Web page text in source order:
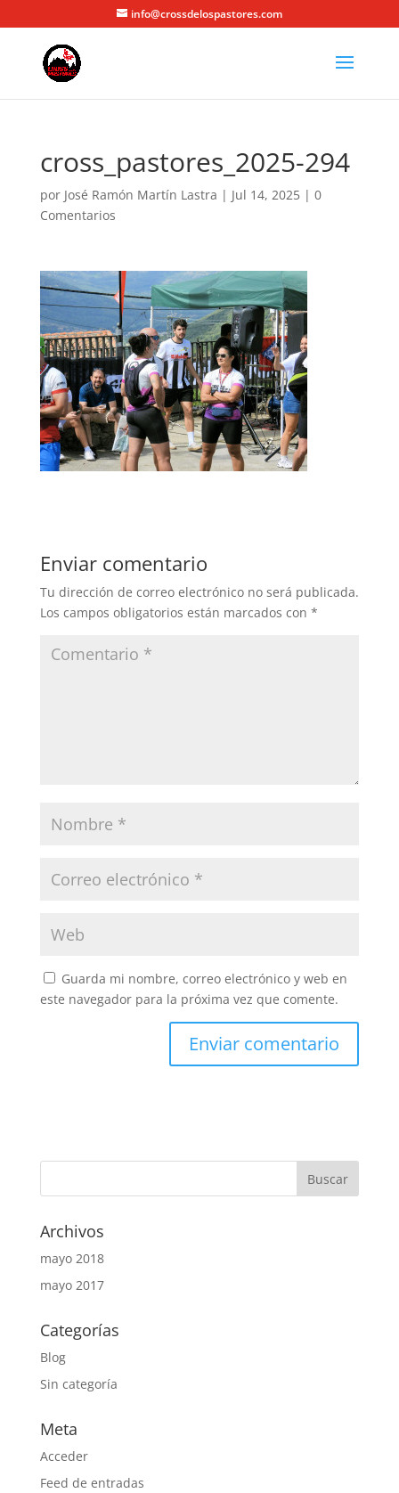
info@crossdelospastores.com
cross_pastores_2025-294
por José Ramón Martín Lastra | Jul 14, 2025| 0
Comentarios
Enviar comentario
Tu dirección de correo electrónico no será publicada.
Los campos obligatorios están marcados con *
Guarda mi nombre, correo electrónico y web en
este navegador para la próxima vez que comente.
Archivos
mayo 2018
mayo 2017
Categorías
Blog
Sin categoría
Meta
Acceder
Feed de entradas